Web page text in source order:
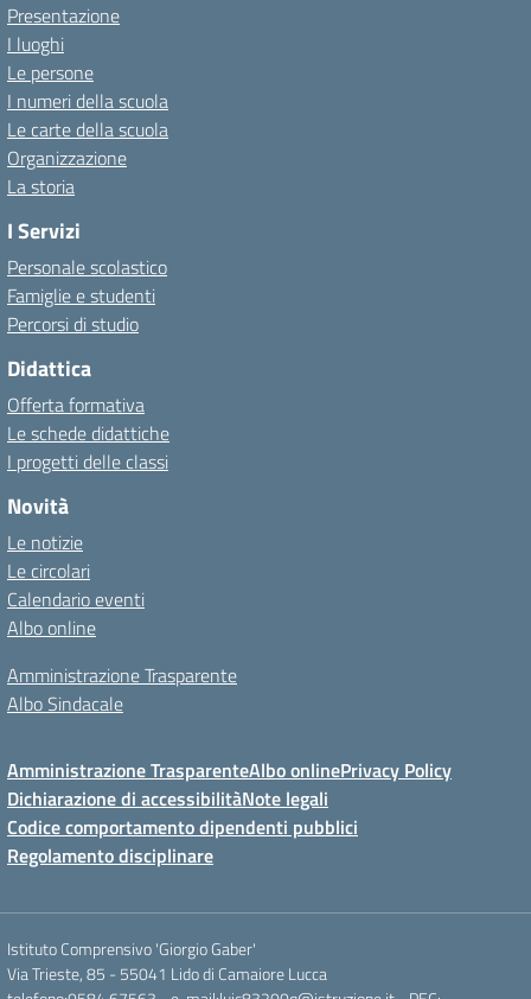
Presentazione
I luoghi
Le persone
I numeri della scuola
Le carte della scuola
Organizzazione
La storia
I Servizi
Personale scolastico
Famiglie e studenti
Percorsi di studio
Didattica
Offerta formativa
Le schede didattiche
I progetti delle classi
Novità
Le notizie
Le circolari
Calendario eventi
Albo online
Amministrazione Trasparente
Albo Sindacale
Amministrazione TrasparenteAlbo onlinePrivacy Policy
Dichiarazione di accessibilitàNote legali
Codice comportamento dipendenti pubblici
Regolamento disciplinare
Istituto Comprensivo 'Giorgio Gaber'
Via Trieste, 85 - 55041 Lido di Camaiore Lucca